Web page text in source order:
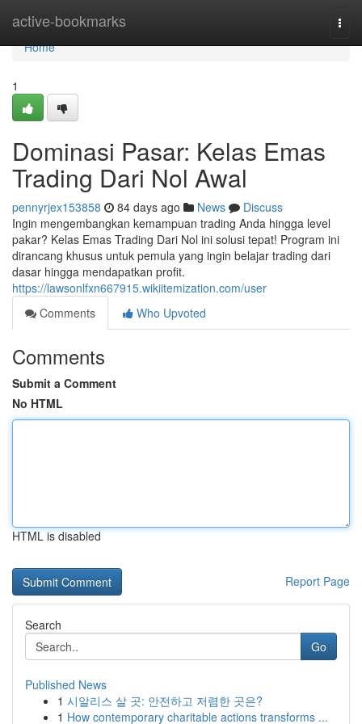
active-bookmarks
Home
Home
1
Dominasi Pasar: Kelas Emas
Trading Dari Nol Awal
pennyrjex153858 84 days ago News
Discuss
Ingin mengembangkan kemampuan trading Anda hingga level
pakar? Kelas Emas Trading Dari Nol ini solusi tepat! Program ini
dirancang khusus untuk pemula yang ingin belajar trading dari
dasar hingga mendapatkan profit.
https://lawsonlfxn667915.wikiitemization.com/user
Comments
Who Upvoted
Comments
Submit a Comment
No HTML
HTML is disabled
Report Page
Search
Go
Published News
1 시알리스 살 곳: 안전하고 저렴한 곳은?
1 How contemporary charitable actions transforms ...